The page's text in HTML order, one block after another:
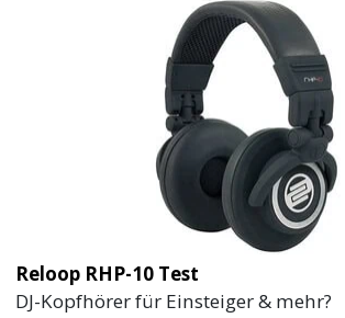
Reloop RHP-10 Test
DJ-Kopfhörer für Einsteiger & mehr?